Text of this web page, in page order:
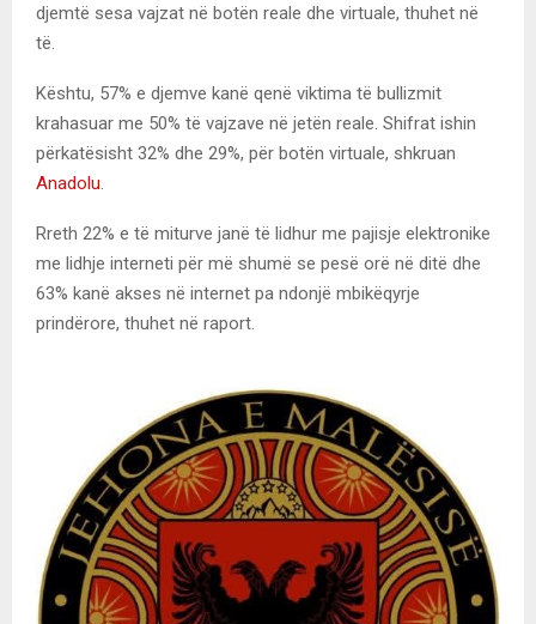
djemtë sesa vajzat në botën reale dhe virtuale, thuhet në
të.
Kështu, 57% e djemve kanë qenë viktima të bullizmit
krahasuar me 50% të vajzave në jetën reale. Shifrat ishin
përkatësisht 32% dhe 29%, për botën virtuale, shkruan
Anadolu
Rreth 22% e të miturve janë të lidhur me pajisje elektronike
me lidhje interneti për më shumë se pesë orë në ditë dhe
63% kanë akses në internet pa ndonjë mbikëqyrje
prindërore, thuhet në raport.